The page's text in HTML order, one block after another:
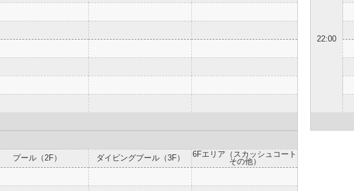
22:00
プール（2F） ダイビングプール（3F）
6Fエリア（スカッシュコート
その他）